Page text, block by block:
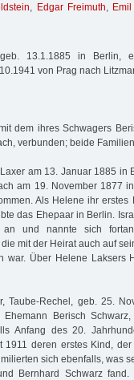
, Edgar Freimuth,
13.1.1885 in Berlin,
von Prag nach
dem ihres Schwagers
verbunden; beide
am 13. Januar 1885 in
am 19. November 1877
Als Helene ihr erstes
das Ehepaar in Berlin.
an und nannte sich
mit der Heirat auch auf
war. Über Helene Laksers
Taube-Rechel, geb. 25.
Berisch
Anfang des 20.
1911 deren erstes Kind,
sich ebenfalls, was
Bernhard Schwarz